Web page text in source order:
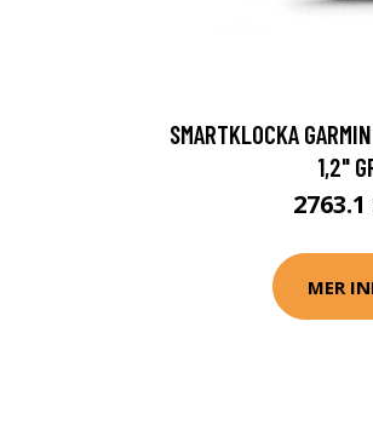
SMARTKLOCKA
1,2"
2763.1
MER